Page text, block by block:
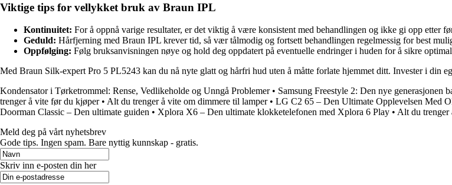
Viktige tips for vellykket bruk av Braun IPL
Kontinuitet: For å oppnå varige resultater, er det viktig å være konsistent med behandlingen og ikke gi opp etter
Geduld: Hårfjerning med Braun IPL krever tid, så vær tålmodig og fortsett behandlingen regelmessig for best
Oppfølging: Følg bruksanvisningen nøye og hold deg oppdatert på eventuelle endringer i huden for å sikre
Med Braun Silk-expert Pro 5 PL5243 kan du nå nyte glatt og hårfri hud uten å måtte forlate hjemmet ditt. Invester i din
Kondensator i Tørketrommel: Rense, Vedlikeholde og Unngå Problemer• Samsung Freestyle 2: Den nye generasjonen
trenger å vite før du kjøper• Alt du trenger å vite om dimmere til lamper• LG C2 65 – Den Ultimate Opplevelsen Med
Doorman Classic – Den ultimate guiden • Xplora X6 – Den ultimate klokketelefonen med Xplora 6 Play • Alt du trenger
Meld deg på vårt nyhetsbrev
Gode ​​tips. Ingen spam. Bare nyttig kunnskap - gratis.
Skriv inn e-posten din her